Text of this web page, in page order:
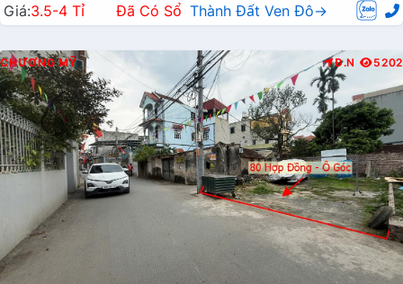
Giá:3.5-4 Tỉ Đã Có Sổ Thành Đất Ven Đô→
CHƯƠNG MỸ Đ.N 5202